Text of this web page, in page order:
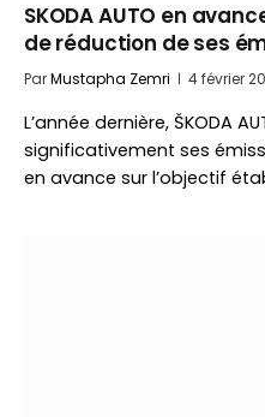
SKODA AUTO en
de réduction de ses
ParMustapha Zemri 4 février
L’année dernière, ŠKODA
significativement ses
en avance sur l’objectif